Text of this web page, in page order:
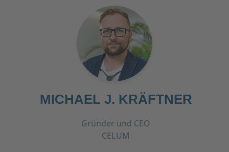
MICHAEL J. KRÄFTNER
Gründer und CEO
CELUM